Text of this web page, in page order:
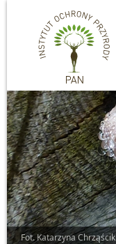
Przejdź do głównej treści
Fot. Katarzyna Chrząścik